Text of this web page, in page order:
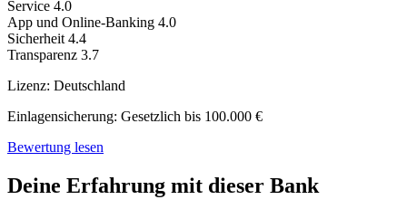
Service 4.0
App und Online-Banking 4.0
Sicherheit 4.4
Transparenz 3.7
Lizenz: Deutschland
Einlagensicherung: Gesetzlich bis 100.000 €
Bewertung lesen
Deine Erfahrung mit dieser Bank